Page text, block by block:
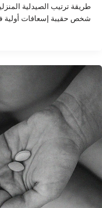
طريقة ترتيب الصيدلية
شخص حقيبة إسعافات أولية